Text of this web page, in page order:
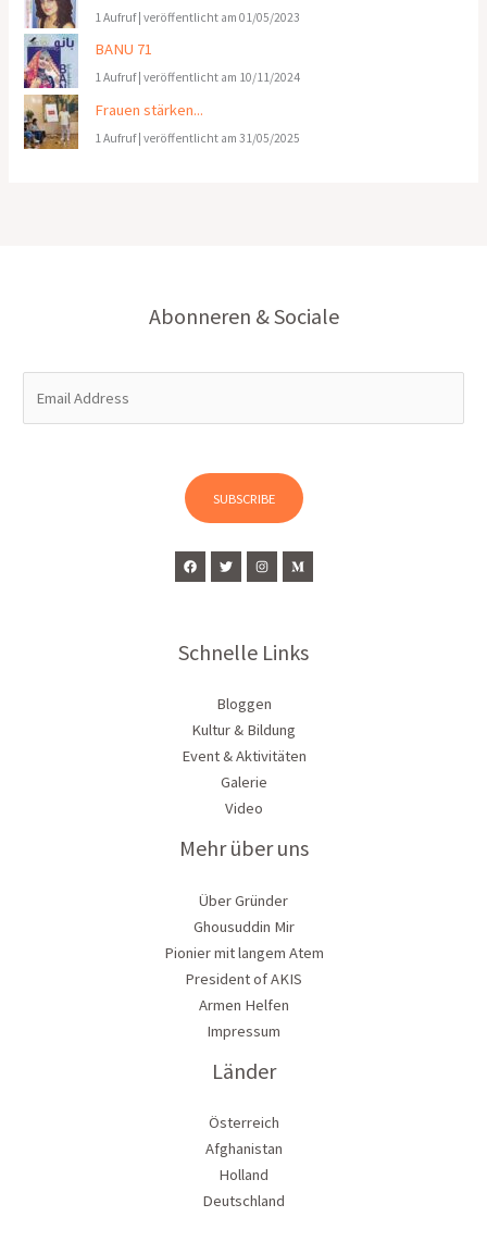
1 Aufruf|veröffentlicht am 01/05/2023
BANU 71
1 Aufruf|veröffentlicht am 10/11/2024
Frauen stärken...
1 Aufruf|veröffentlicht am 31/05/2025
Abonneren & Sociale
SUBSCRIBE
Schnelle Links
Bloggen
Kultur & Bildung
Event & Aktivitäten
Galerie
Video
Mehr über uns
Über Gründer
Ghousuddin Mir
Pionier mit langem Atem
President of AKIS
Armen Helfen
Impressum
Länder
Österreich
Afghanistan
Holland
Deutschland